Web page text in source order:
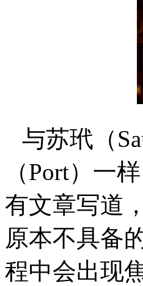
与苏玳（
（Port）一
有文章写道
原本不具备
程中会出现